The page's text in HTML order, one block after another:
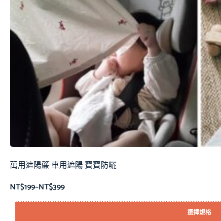
萬用遮陽簾 車用遮陽 寶寶防曬
NT$199–NT$399
選擇規格